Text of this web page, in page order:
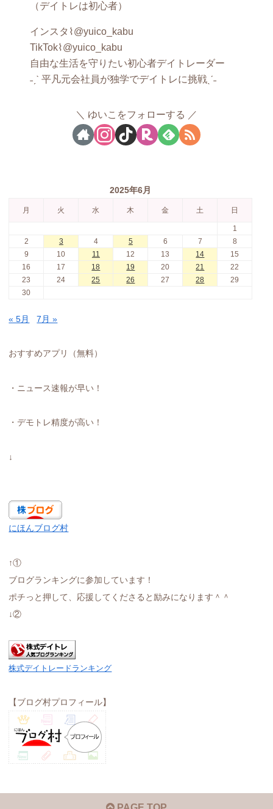
（デイトレは初心者）
インスタ⌇@yuico_kabu
TikTok⌇@yuico_kabu
自由な生活を守りたい初心者デイトレーダー
˗ˏˋ 平凡元会社員が独学でデイトレに挑戦ˎˊ˗
ゆいこをフォローする
2025年6月
月 火 水 木 金 土 日
1
2
3 4 5 6 7
8
9
10 11 12 13 14
15
16
17 18 19 20 21
22
23
24 25 26 27 28
29
30
« 5月 7月 »
おすすめアプリ（無料）
・ニュース速報が早い！
・デモトレ精度が高い！
↓
↑①
ブログランキングに参加しています！
ポチっと押して、応援してくださると励みになります＾＾
【ブログ村プロフィール】